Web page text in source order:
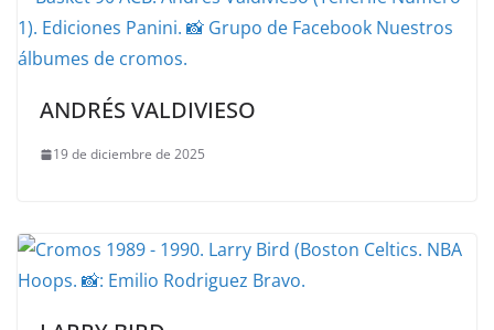
ANDRÉS VALDIVIESO
19 de diciembre de 2025